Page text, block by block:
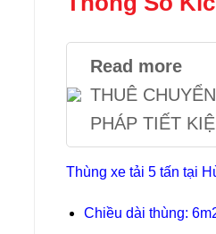
Read more
THUÊ
PHÁP TIẾT
Thùng xe tải 5 tấn tại
Chiều dài thùng: